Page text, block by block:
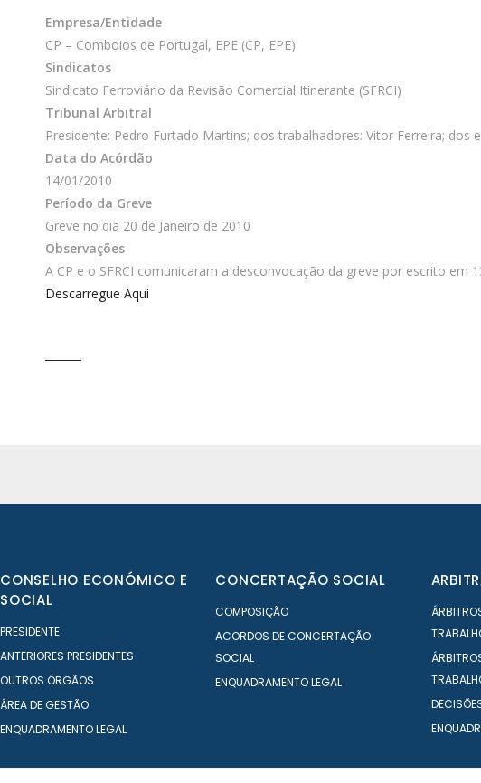
Empresa/Entidade
CP – Comboios de Portugal, EPE (CP, EPE)
Sindicatos
Sindicato Ferroviário da Revisão Comercial Itinerante (SFRCI)
Tribunal Arbitral
Presidente: Pedro Furtado Martins; dos trabalhadores: Vitor Ferreira; dos
Data do Acórdão
14/01/2010
Período da Greve
Greve no dia 20 de Janeiro de 2010
Observações
A CP e o SFRCI comunicaram a desconvocação da greve por escrito em
Descarregue Aqui
CONSELHO ECONÓMICO E
SOCIAL
PRESIDENTE
ANTERIORES PRESIDENTES
OUTROS ÓRGÃOS
ÁREA DE GESTÃO
ENQUADRAMENTO LEGAL
CONCERTAÇÃO SOCIAL
COMPOSIÇÃO
ACORDOS DE CONCERTAÇÃO
SOCIAL
ENQUADRAMENTO LEGAL